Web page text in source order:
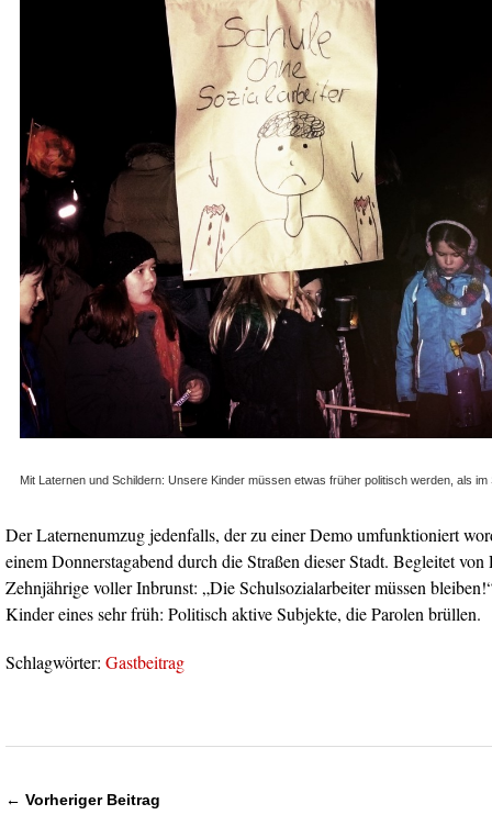
Mit Laternen und Schildern: Unsere Kinder müssen etwas früher politisch werden, als im
Der Laternenumzug jedenfalls, der zu einer Demo umfunktioniert
einem Donnerstagabend durch die Straßen dieser Stadt. Begleitet
Zehnjährige voller Inbrunst: „Die Schulsozialarbeiter müssen
Kinder eines sehr früh: Politisch aktive Subjekte, die Parolen brüllen.
Schlagwörter: Gastbeitrag
← Vorheriger Beitrag